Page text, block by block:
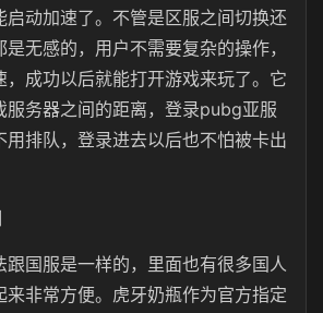
启动加速了。不管是区服之间切换还
无感的，用户不需要复杂的操作，
，成功以后就能打开游戏来玩了。它
服务器之间的距离，登录pubg亚服
用排队，登录进去以后也不怕被卡出
跟国服是一样的，里面也有很多国人
来非常方便。虎牙奶瓶作为官方指定